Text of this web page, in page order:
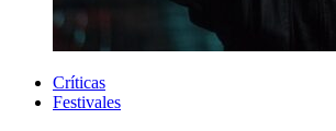
Críticas
Festivales